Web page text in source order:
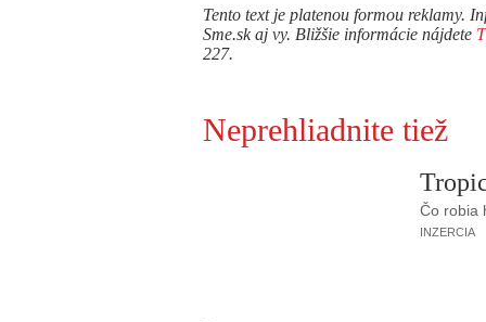
Tento text je platenou formou reklamy.
Sme.sk aj vy. Bližšie informácie nájdete
227.
Neprehliadnite tiež
Čo robia
INZERCIA